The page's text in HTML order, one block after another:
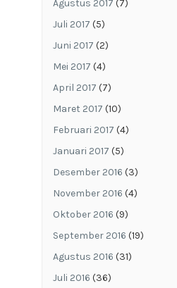
Agustus 2017 (7)
Juli 2017 (5)
Juni 2017 (2)
Mei 2017 (4)
April 2017 (7)
Maret 2017 (10)
Februari 2017 (4)
Januari 2017 (5)
Desember 2016 (3)
November 2016 (4)
Oktober 2016 (9)
September 2016 (19)
Agustus 2016 (31)
Juli 2016 (36)